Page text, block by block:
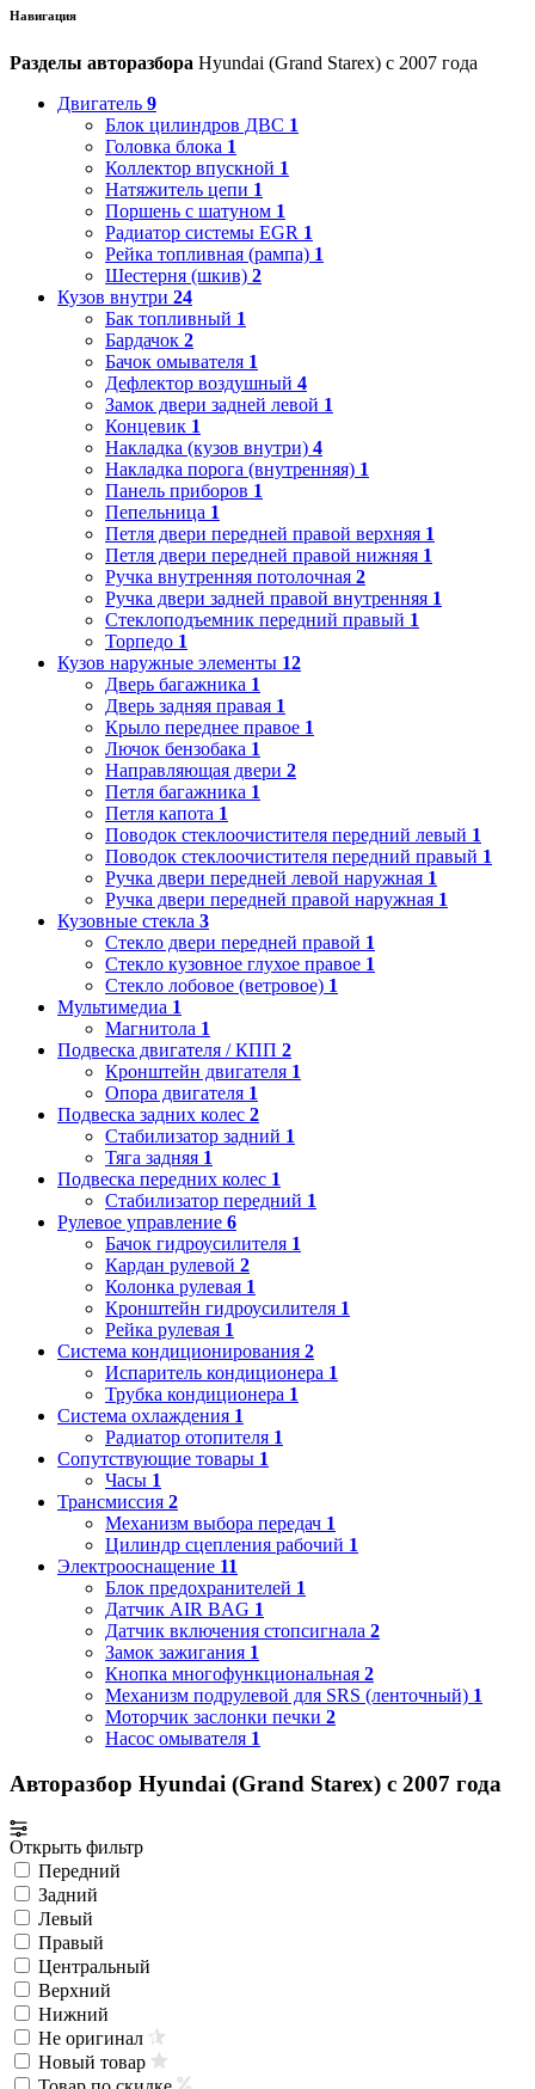
Навигация
Разделы авторазбора Hyundai (Grand Starex) с 2007 года
Двигатель 9
Блок цилиндров ДВС 1
Головка блока 1
Коллектор впускной 1
Натяжитель цепи 1
Поршень с шатуном 1
Радиатор системы EGR 1
Рейка топливная (рампа) 1
Шестерня (шкив) 2
Кузов внутри 24
Бак топливный 1
Бардачок 2
Бачок омывателя 1
Дефлектор воздушный 4
Замок двери задней левой 1
Концевик 1
Накладка (кузов внутри) 4
Накладка порога (внутренняя) 1
Панель приборов 1
Пепельница 1
Петля двери передней правой верхняя 1
Петля двери передней правой нижняя 1
Ручка внутренняя потолочная 2
Ручка двери задней правой внутренняя 1
Стеклоподъемник передний правый 1
Торпедо 1
Кузов наружные элементы 12
Дверь багажника 1
Дверь задняя правая 1
Крыло переднее правое 1
Лючок бензобака 1
Направляющая двери 2
Петля багажника 1
Петля капота 1
Поводок стеклоочистителя передний левый 1
Поводок стеклоочистителя передний правый 1
Ручка двери передней левой наружная 1
Ручка двери передней правой наружная 1
Кузовные стекла 3
Стекло двери передней правой 1
Стекло кузовное глухое правое 1
Стекло лобовое (ветровое) 1
Мультимедиа 1
Магнитола 1
Подвеска двигателя / КПП 2
Кронштейн двигателя 1
Опора двигателя 1
Подвеска задних колес 2
Стабилизатор задний 1
Тяга задняя 1
Подвеска передних колес 1
Стабилизатор передний 1
Рулевое управление 6
Бачок гидроусилителя 1
Кардан рулевой 2
Колонка рулевая 1
Кронштейн гидроусилителя 1
Рейка рулевая 1
Система кондиционирования 2
Испаритель кондиционера 1
Трубка кондиционера 1
Система охлаждения 1
Радиатор отопителя 1
Сопутствующие товары 1
Часы 1
Трансмиссия 2
Механизм выбора передач 1
Цилиндр сцепления рабочий 1
Электрооснащение 11
Блок предохранителей 1
Датчик AIR BAG 1
Датчик включения стопсигнала 2
Замок зажигания 1
Кнопка многофункциональная 2
Механизм подрулевой для SRS (ленточный) 1
Моторчик заслонки печки 2
Насос омывателя 1
Авторазбор Hyundai (Grand Starex) с 2007 года
Открыть фильтр
Передний
Задний
Левый
Правый
Центральный
Верхний
Нижний
Не оригинал
Новый товар